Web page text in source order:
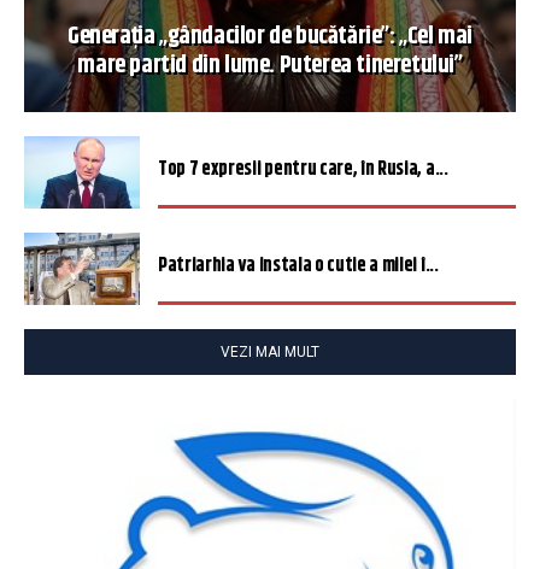
Generația „gândacilor de bucătărie”: „Cel mai
mare partid din lume. Puterea tineretului”
Top 7 expresii pentru care, în Rusia, a...
Patriarhia va instala o cutie a milei î...
VEZI MAI MULT